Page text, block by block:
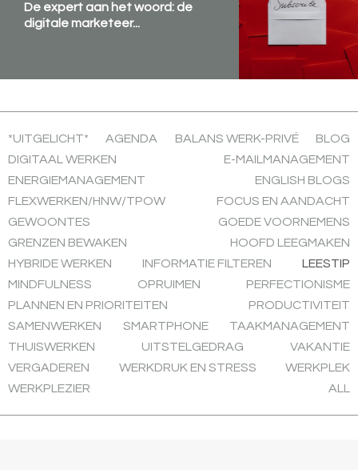
De expert aan het woord: de
digitale marketeer...
*UITGELICHT* AGENDA BALANS WERK-PRIVÉ
BLOG
DIGITAAL WERKEN
E-MAILMANAGEMENT
ENERGIEMANAGEMENT
ENGLISH BLOGS
FLEXWERKEN/HNW/TPOW
FOCUS EN AANDACHT
GEWOONTES
GOEDE VOORNEMENS
GRENZEN BEWAKEN
HOOFD LEEGMAKEN
HYBRIDE WERKEN
INFORMATIE FILTEREN
LEESTIP
MINDFULNESS
OPRUIMEN
PERFECTIONISME
PLANNEN EN PRIORITEITEN
PRODUCTIVITEIT
SAMENWERKEN
SMARTPHONE
TAAKMANAGEMENT
THUISWERKEN
UITSTELGEDRAG
VAKANTIE
VERGADEREN
WERKDRUK EN STRESS
WERKPLEK
WERKPLEZIER
ALL